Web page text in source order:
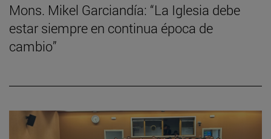
Mons. Mikel Garciandía: “La Iglesia debe
estar siempre en continua época de
cambio”